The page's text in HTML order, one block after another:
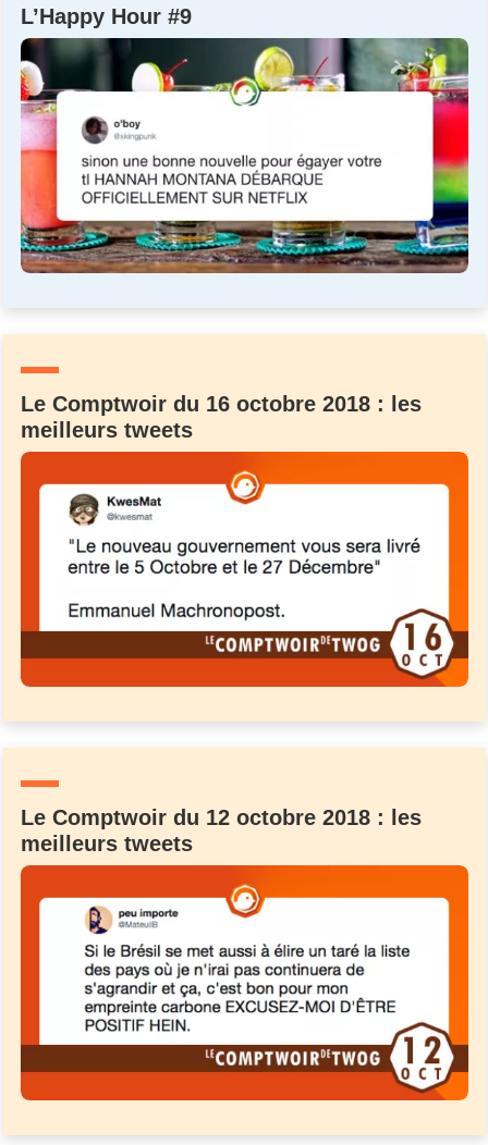
L’Happy Hour #9
Le Comptwoir du 16 octobre 2018 : les
meilleurs tweets
Le Comptwoir du 12 octobre 2018 : les
meilleurs tweets